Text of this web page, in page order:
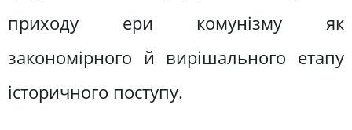
приходу ери комунізму як
закономірного й вирішального етапу
історичного поступу.